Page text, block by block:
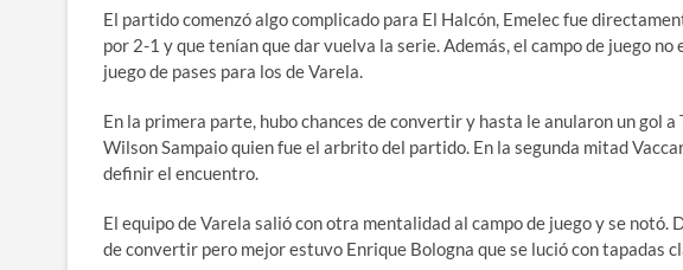
El partido comenzó algo complicado para El Halcón, Emelec fue
por 2-1 y que tenían que dar vuelva la serie. Además, el campo de juego
juego de pases para los de Varela.
En la primera parte, hubo chances de convertir y hasta le anularon un gol
Wilson Sampaio quien fue el arbrito del partido. En la segunda mitad
definir el encuentro.
El equipo de Varela salió con otra mentalidad al campo de juego y se notó.
de convertir pero mejor estuvo Enrique Bologna que se lució con tapadas